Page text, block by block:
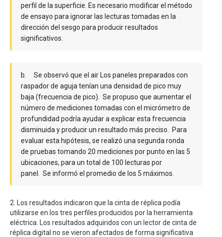
perfil de la superficie. Es necesario modificar el método
de ensayo para ignorar las lecturas tomadas en la
dirección del sesgo para producir resultados
significativos.
b. Se observó que el air Los paneles preparados con
raspador de aguja tenían una densidad de pico muy
baja (frecuencia de pico). Se propuso que aumentar el
número de mediciones tomadas con el micrómetro de
profundidad podría ayudar a explicar esta frecuencia
disminuida y producir un resultado más preciso. Para
evaluar esta hipótesis, se realizó una segunda ronda
de pruebas tomando 20 mediciones por punto en las 5
ubicaciones, para un total de 100 lecturas por
panel. Se informó el promedio de los 5 máximos.
2. Los resultados indicaron que la cinta de réplica podía
utilizarse en los tres perfiles producidos por la herramienta
eléctrica. Los resultados adquiridos con un lector de cinta de
réplica digital no se vieron afectados de forma significativa